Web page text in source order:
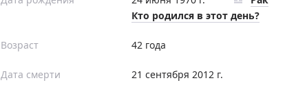
Кто родился в этот день?
Возраст 42 года
Дата смерти 21 сентября 2012 г.